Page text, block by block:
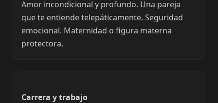
Amor incondicional y profundo. Una pareja
que te entiende telepáticamente. Seguridad
emocional. Maternidad o figura materna
protectora.
Carrera y trabajo